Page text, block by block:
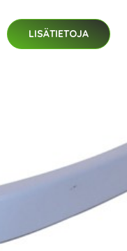
LISÄTIETOJA